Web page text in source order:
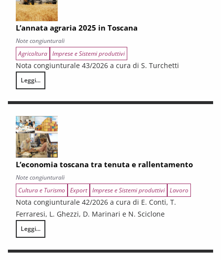
L’annata agraria 2025 in Toscana
Note congiunturali
Agricoltura Imprese e Sistemi produttivi
Nota congiunturale 43/2026 a cura di S. Turchetti
Leggi...
L’annata agraria 2025 in Toscana
L’economia toscana tra tenuta e rallentamento
Note congiunturali
Cultura e Turismo Export Imprese e Sistemi produttivi Lavoro
Nota congiunturale 42/2026 a cura di E. Conti, T.
Ferraresi, L. Ghezzi, D. Marinari e N. Sciclone
Leggi...
L’economia toscana tra tenuta e rallentamento